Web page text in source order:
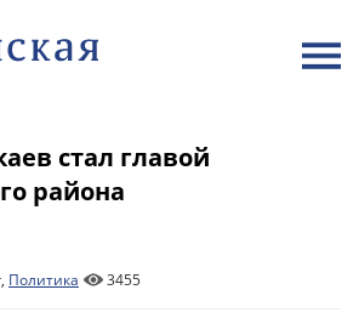
стал главой
района
Политика 3455